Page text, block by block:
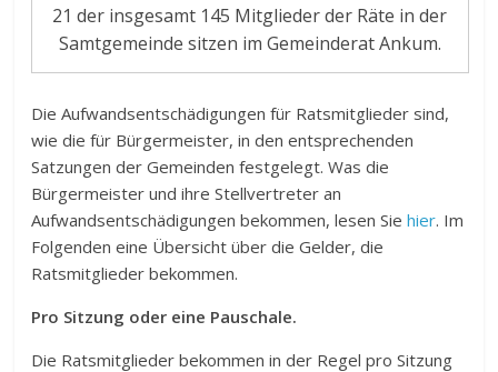
21 der insgesamt 145 Mitglieder der Räte in der
Samtgemeinde sitzen im Gemeinderat Ankum.
Die Aufwandsentschädigungen für Ratsmitglieder sind,
wie die für Bürgermeister, in den entsprechenden
Satzungen der Gemeinden festgelegt. Was die
Bürgermeister und ihre Stellvertreter an
Aufwandsentschädigungen bekommen, lesen Siehier. Im
Folgenden eine Übersicht über die Gelder, die
Ratsmitglieder bekommen.
Pro Sitzung oder eine Pauschale.
Die Ratsmitglieder bekommen in der Regel pro Sitzung